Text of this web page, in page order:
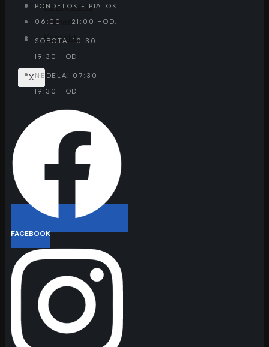
Fotogaléria
Tréneri
Kontakt
X
PONDELOK - PIATOK:
06:00 - 21:00 HOD.
SOBOTA: 10:30 -
19:30 HOD
NEDEĽA: 07:30 -
19:30 HOD
FACEBOOK